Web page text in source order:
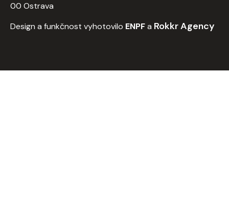
00 Ostrava
Design a funkčnost vyhotovilo ENPFa Rokkr Agency